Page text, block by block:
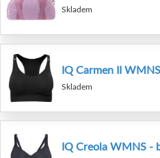
Skladem
IQ Carmen II
Skladem
IQ Creola WMNS -